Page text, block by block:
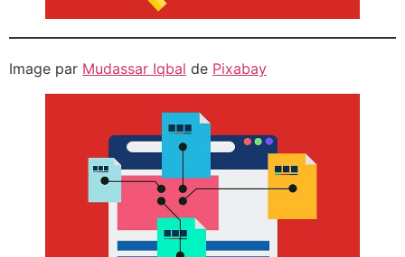
Image par Mudassar Iqbal de Pixabay